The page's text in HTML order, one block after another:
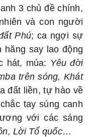
3 chủ đề chính,
và con người
Phú; ca ngợi sự
hăng say lao động
hát, múa: Yêu đời
trên sóng, Khát
đất liền, tự hào về
tay súng canh
với các sáng
Lời Tổ quốc…